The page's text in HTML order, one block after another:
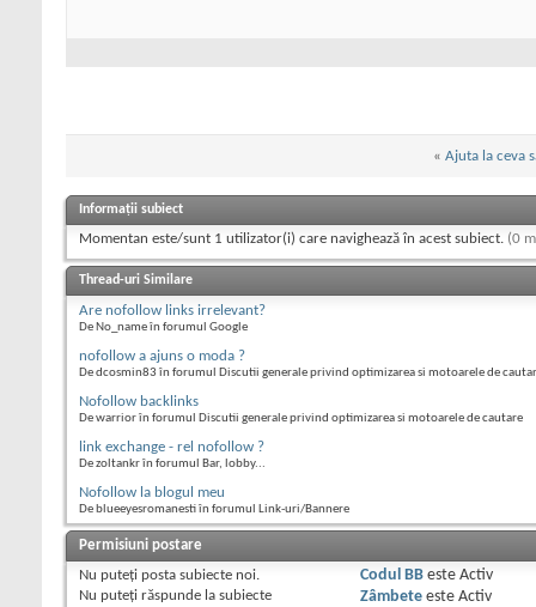
« Ajuta la ceva
Informații subiect
Momentan este/sunt 1 utilizator(i) care navighează în acest subiect. (0
Thread-uri Similare
Are nofollow links irrelevant?
De No_name în forumul Google
nofollow a ajuns o moda ?
De dcosmin83 în forumul Discutii generale privind optimizarea si motoarele de
Nofollow backlinks
De warrior în forumul Discutii generale privind optimizarea si motoarele de cautare
link exchange - rel nofollow ?
De zoltankr în forumul Bar, lobby...
Nofollow la blogul meu
De blueeyesromanesti în forumul Link-uri/Bannere
Permisiuni postare
Nu puteţi posta subiecte noi.
Nu puteţi răspunde la subiecte
Codul BBeste Activ
Zâmbeteeste Activ